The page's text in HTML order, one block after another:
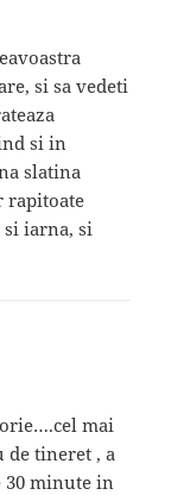
si sa vedeti
si in
slatina
rapitoate
iarna, si
mai
tineret , a
minute in